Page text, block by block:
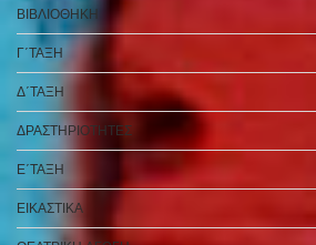
ΒΙΒΛΙΟΘΗΚΗ
Γ΄ΤΑΞΗ
Δ΄ΤΑΞΗ
ΔΡΑΣΤΗΡΙΟΤΗΤΕΣ
Ε΄ΤΑΞΗ
ΕΙΚΑΣΤΙΚΑ